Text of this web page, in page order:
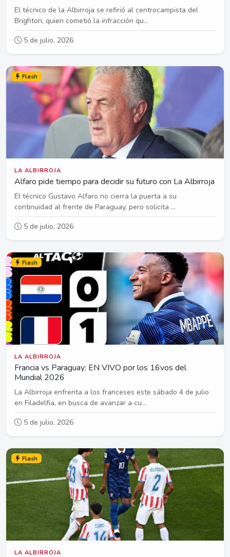
El técnico de la Albirroja se refirió al centrocampista del
Brighton, quien cometió la infracción qu...
5 de julio, 2026
Flash
LA ALBIRROJA
Alfaro pide tiempo para decidir su futuro con La Albirroja
El técnico Gustavo Alfaro no cierra la puerta a su
continuidad al frente de Paraguay, pero solicita ...
5 de julio, 2026
Flash
LA ALBIRROJA
Francia vs Paraguay: EN VIVO por los 16vos del
Mundial 2026
La Albirroja enfrenta a los franceses este sábado 4 de julio
en Filadelfia, en busca de avanzar a cu...
5 de julio, 2026
Flash
LA ALBIRROJA